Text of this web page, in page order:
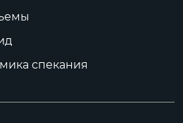
спекания